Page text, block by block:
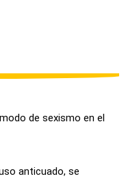
de sexismo en el
anticuado, se